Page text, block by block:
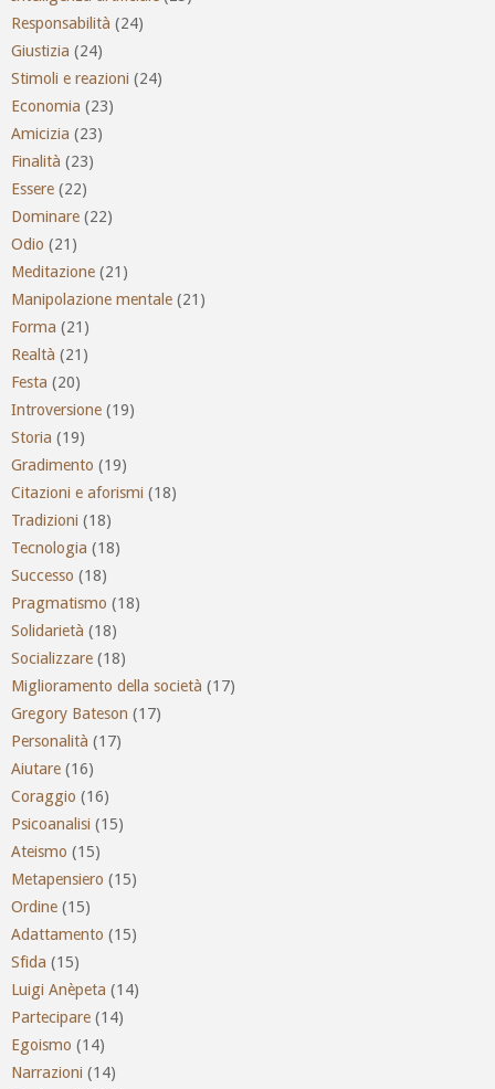
Responsabilità (24)
Giustizia (24)
Stimoli e reazioni (24)
Economia (23)
Amicizia (23)
Finalità (23)
Essere (22)
Dominare (22)
Odio (21)
Meditazione (21)
Manipolazione mentale (21)
Forma (21)
Realtà (21)
Festa (20)
Introversione (19)
Storia (19)
Gradimento (19)
Citazioni e aforismi (18)
Tradizioni (18)
Tecnologia (18)
Successo (18)
Pragmatismo (18)
Solidarietà (18)
Socializzare (18)
Miglioramento della società (17)
Gregory Bateson (17)
Personalità (17)
Aiutare (16)
Coraggio (16)
Psicoanalisi (15)
Ateismo (15)
Metapensiero (15)
Ordine (15)
Adattamento (15)
Sfida (15)
Luigi Anèpeta (14)
Partecipare (14)
Egoismo (14)
Narrazioni (14)